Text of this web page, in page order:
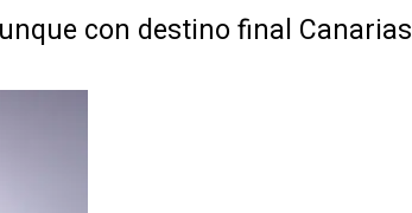
con destino final Canarias